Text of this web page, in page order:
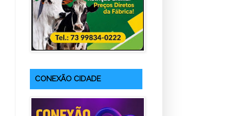
CONEXÃO CIDADE